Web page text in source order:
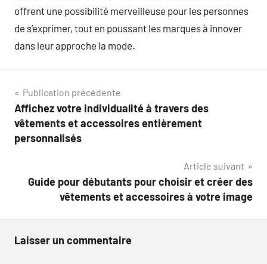
offrent une possibilité merveilleuse pour les personnes
de s’exprimer, tout en poussant les marques à innover
dans leur approche la mode.
Navigation
de
l’article
Publication précédente
Affichez votre individualité à travers des
vêtements et accessoires entièrement
personnalisés
Article suivant
Guide pour débutants pour choisir et créer des
vêtements et accessoires à votre image
Laisser un commentaire